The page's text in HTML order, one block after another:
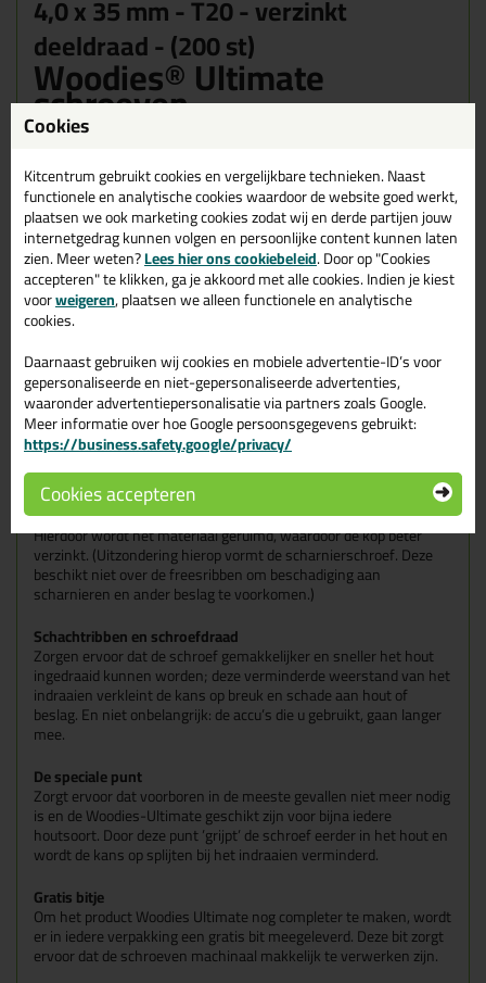
4,0 x 35 mm - T20 - verzinkt
deeldraad - (200 st)
Woodies® Ultimate
schroeven
Het “Woodies Ultimate” merk is door ASF Fischer B.V. in 2009 op
decennia hebben opgebouwd, is het Woodies Ultimate
assortiment ontwikkeld. Het assortiment bestaat uit een reeks
schroeven die op universele of juist hele specifieke wijze kunnen
worden toegepast.
Eigenschappen
Naast de generieke eigenschappen, die hieronder worden
genoemd, heeft een groot deel van de Woodies-Ultimate
schroeven zeer innovatieve eigenschappen, waardoor deze als
vervanger van andere bevestigingsmaterialen kunnen dienen. De
Woodies zijn voorzien van een reeks eigenschappen die voldoet
aan de eisen die de professionele verwerker mag verwachten.
Extra diepe Torx-indruk
Hierdoor ontstaat er extra grip wanneer de bit wordt aangebracht
in de Torx-indruk.
Freesribben onder de kop
Hierdoor wordt het materiaal geruimd, waardoor de kop beter
verzinkt. (Uitzondering hierop vormt de scharnierschroef. Deze
beschikt niet over de freesribben om beschadiging aan
scharnieren en ander beslag te voorkomen.)
Schachtribben en schroefdraad
Zorgen ervoor dat de schroef gemakkelijker en sneller het hout
ingedraaid kunnen worden; deze verminderde weerstand van het
indraaien verkleint de kans op breuk en schade aan hout of
beslag. En niet onbelangrijk: de accu’s die u gebruikt, gaan langer
mee.
De speciale punt
Zorgt ervoor dat voorboren in de meeste gevallen niet meer nodig
is en de Woodies-Ultimate geschikt zijn voor bijna iedere
houtsoort. Door deze punt ’grijpt’ de schroef eerder in het hout en
wordt de kans op splijten bij het indraaien verminderd.
Gratis bitje
Om het product Woodies Ultimate nog completer te maken, wordt
er in iedere verpakking een gratis bit meegeleverd. Deze bit zorgt
ervoor dat de schroeven machinaal makkelijk te verwerken zijn.
Cookies
Kitcentrum gebruikt cookies en vergelijkbare technieken. Naast
functionele en analytische cookies waardoor de website goed werkt,
plaatsen we ook marketing cookies zodat wij en derde partijen jouw
internetgedrag kunnen volgen en persoonlijke content kunnen laten
zien. Meer weten?Lees hier ons cookiebeleid. Door op "Cookies
accepteren" te klikken, ga je akkoord met alle cookies. Indien je kiest
voorweigeren, plaatsen we alleen functionele en analytische
cookies.
Daarnaast gebruiken wij cookies en mobiele advertentie-ID’s voor
gepersonaliseerde en niet-gepersonaliseerde advertenties,
waaronder advertentiepersonalisatie via partners zoals Google.
Meer informatie over hoe Google persoonsgegevens gebruikt:
https://business.safety.google/privacy/
Cookies accepteren